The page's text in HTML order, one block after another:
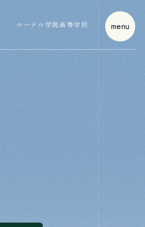
ルーテル学院高等学校 menu